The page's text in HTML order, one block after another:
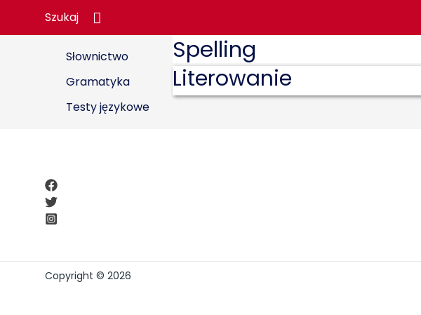
Szukaj Search
Słownictwo
Gramatyka
Testy językowe
Spelling
Literowanie
Copyright © 2026